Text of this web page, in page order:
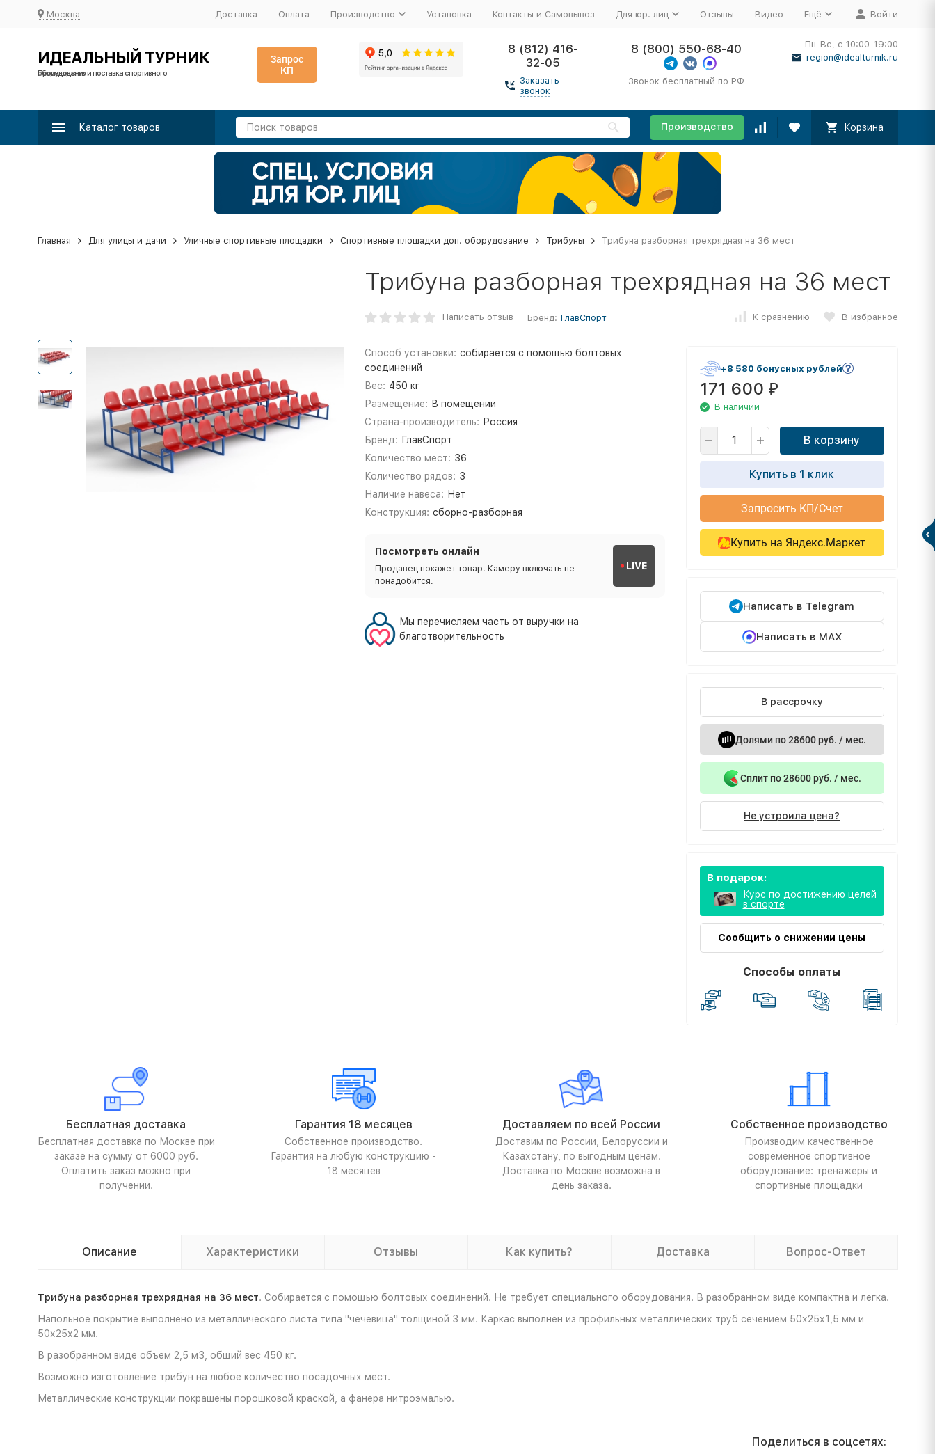
Москва Доставка Оплата Производство Установка Контакты и Самовывоз Для юр. лиц Отзывы Видео Ещё Войти
ИДЕАЛЬНЫЙ ТУРНИК
Производство и поставка спортивного оборудования
Запрос
КП
8 (812) 416-
32-05
Заказать
звонок
8 (800) 550-68-40
Звонок бесплатный по РФ
Пн-Вс, с 10:00-19:00
region@idealturnik.ru
Каталог товаров Производство Корзина
Главная Для улицы и дачи Уличные спортивные площадки Спортивные площадки доп. оборудование Трибуны Трибуна разборная трехрядная на 36 мест
Трибуна разборная трехрядная на 36 мест
Написать отзыв Бренд: ГлавСпорт К сравнению В избранное
Способ установки: собирается с помощью болтовых
соединений
Вес: 450 кг
Размещение: В помещении
Страна-производитель: Россия
Бренд: ГлавСпорт
Количество мест: 36
Количество рядов: 3
Наличие навеса: Нет
Конструкция: сборно-разборная
Посмотреть онлайн
Продавец покажет товар. Камеру включать не
понадобится.
LIVE
Мы перечисляем часть от выручки на
благотворительность
+8 580 бонусных рублей
171 600 ₽
В наличии
В корзину
Купить в 1 клик
Запросить КП/Счет
Купить на Яндекс.Маркет
Написать в Telegram
Написать в MAX
В рассрочку
Долями по 28600 руб. / мес.
Сплит по 28600 руб. / мес.
Не устроила цена?
В подарок:
Курс по достижению целей
в спорте
Сообщить о снижении цены
Способы оплаты
Бесплатная доставка
Бесплатная доставка по Москве при
заказе на сумму от 6000 руб.
Оплатить заказ можно при
получении.
Гарантия 18 месяцев
Собственное производство.
Гарантия на любую конструкцию -
18 месяцев
Доставляем по всей России
Доставим по России, Белоруссии и
Казахстану, по выгодным ценам.
Доставка по Москве возможна в
день заказа.
Собственное производство
Производим качественное
современное спортивное
оборудование: тренажеры и
спортивные площадки
Описание Характеристики Отзывы Как купить? Доставка Вопрос-Ответ
Трибуна разборная трехрядная на 36 мест. Собирается с помощью болтовых соединений. Не требует специального оборудования. В разобранном виде компактна и легка.
Напольное покрытие выполнено из металлического листа типа "чечевица" толщиной 3 мм. Каркас выполнен из профильных металлических труб сечением 50х25х1,5 мм и
50х25х2 мм.
В разобранном виде объем 2,5 м3, общий вес 450 кг.
Возможно изготовление трибун на любое количество посадочных мест.
Металлические конструкции покрашены порошковой краской, а фанера нитроэмалью.
Поделиться в соцсетях: